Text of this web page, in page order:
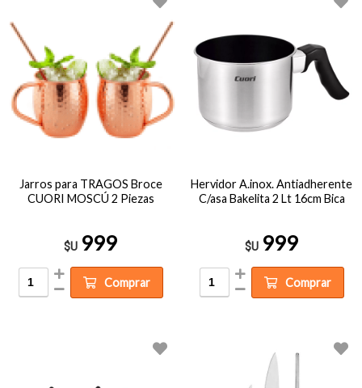
Jarros para TRAGOS Broce
CUORI MOSCÚ 2 Piezas
$U 999
Comprar
Hervidor A.inox. Antiadherente
C/asa Bakelita 2 Lt 16cm Bica
$U 999
Comprar